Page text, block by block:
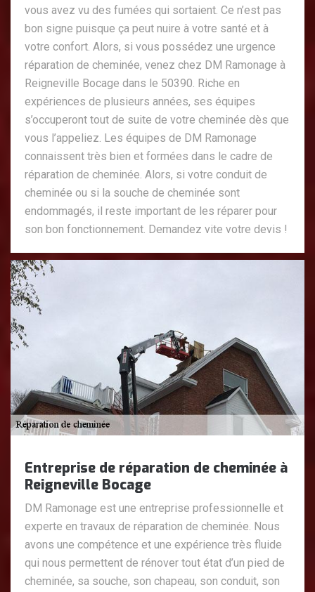
vous avez vu des fumées qui sortaient. Ce n’est pas
bon signe puisque ça peut nuire à votre santé et à
votre confort. Alors, si vous possédez une urgence
réparation de cheminée, venez chez DM Ramonage à
Reigneville Bocage dans le 50390. Riche en
expériences de plusieurs années, ses équipes
s’occuperont tout de suite de votre cheminée dès que
vous l’appeliez. Les équipes de DM Ramonage
connaissent très bien et formées dans le cadre de
réparation de cheminée. Alors, si votre conduit de
cheminée ou si la souche de cheminée sont
endommagés, il reste important de les réparer pour
son bon fonctionnement. Demandez vite votre devis !
Entreprise de réparation de cheminée à
Reigneville Bocage
DM Ramonage est une entreprise professionnelle et
experte en travaux de réparation de cheminée. Nous
avons une compétence et une expérience très fluide
qui nous permettent de rénover tout état d’un pied de
cheminée, sa souche, son chapeau, son conduit, son